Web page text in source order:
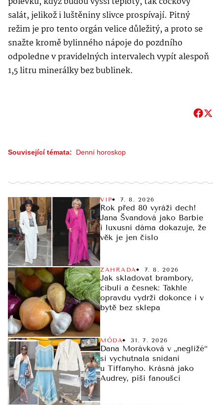
salát, jelikož i luštěniny slivce prospívají. Pitný
režim je pro tento orgán velice důležitý, a proto se
snažte kromě bylinného nápoje do pozdního
odpoledne v pravidelných intervalech vypít alespoň
1,5 litru minerálky bez bublinek.
Související témata: Denní horoskop
VIP 7. 8. 2026
Rok před 80 vyráží dech!
Jana Švandová jako Barbie
i luxusní dáma dokazuje, že
věk je jen číslo
ZAHRADA 7. 8. 2026
Jak skladovat brambory,
cibuli a česnek: Takhle
opravdu vydrží dokonce i v
bytě bez sklepa
MÓDA 31. 7. 2026
Dana Morávková v „negližé“
si vychutnala snídani
u Tiffanyho. Krásná jako
Audrey, píší fanoušci